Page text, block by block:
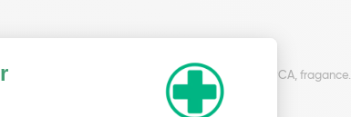
palmitate, perlite, stearalkonium bentonite, zinc PCA, fragance.